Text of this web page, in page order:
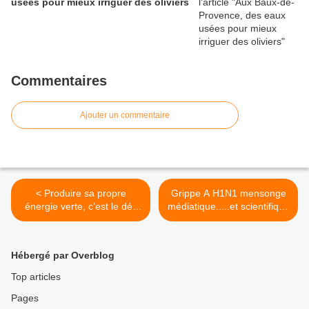
Commentaires
Ajouter un commentaire
< Produire sa propre
énergie verte, c’est le défi
d’un des leaders de la
Grippe A H1N1 mensonge
médiatique.....et scientifique
>
Hébergé par Overblog
Top articles
Pages